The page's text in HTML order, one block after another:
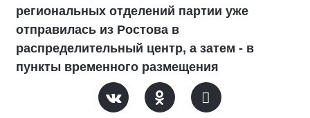
региональных отделений партии уже
отправилась из Ростова в
распределительный центр, а затем - в
пункты временного размещения